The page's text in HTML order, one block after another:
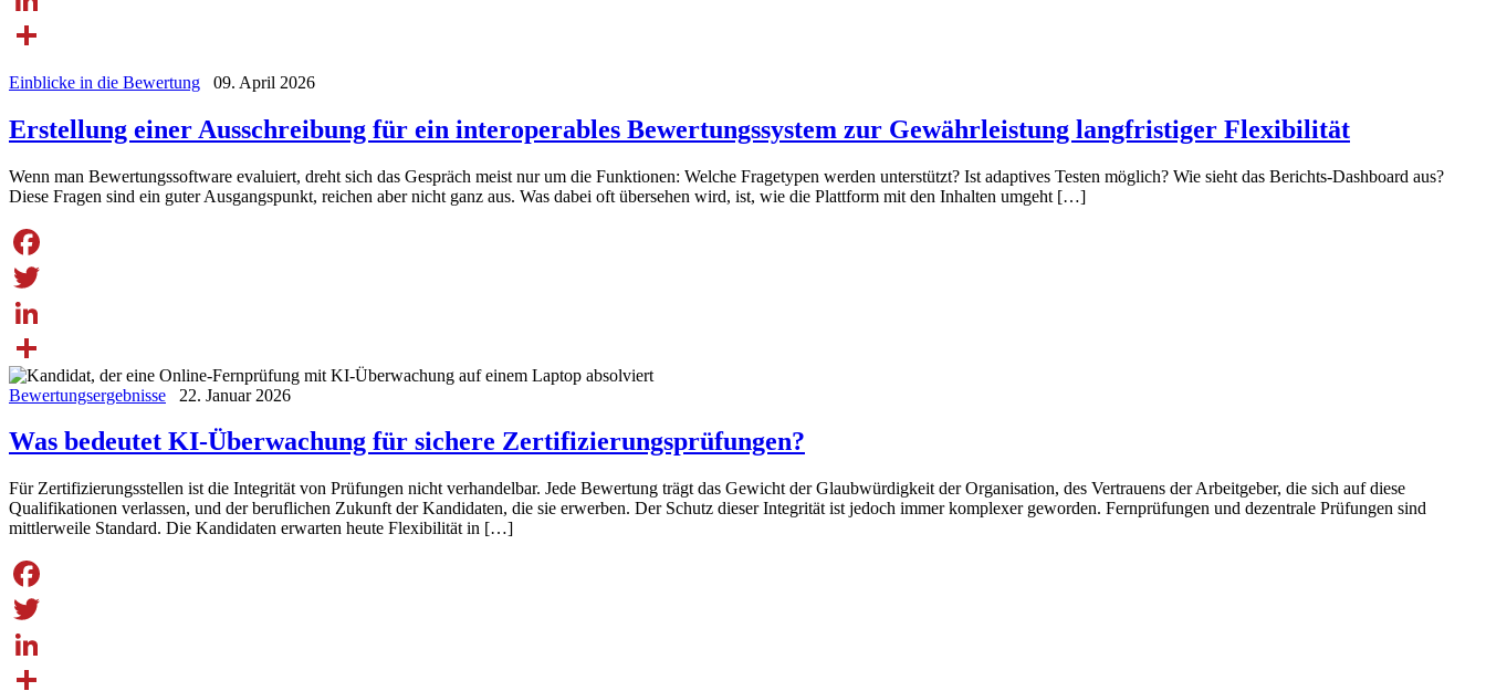
LinkedIn
Einblicke in die Bewertung 09. April 2026
Erstellung einer Ausschreibung für ein interoperables Bewertungssystem zur Gewährleistung langfristiger Flexibilität
Wenn man Bewertungssoftware evaluiert, dreht sich das Gespräch meist nur um die Funktionen: Welche Fragetypen werden unterstützt? Ist adaptives Testen möglich? Wie sieht das Berichts-Dashboard aus?
Diese Fragen sind ein guter Ausgangspunkt, reichen aber nicht ganz aus. Was dabei oft übersehen wird, ist, wie die Plattform mit den Inhalten umgeht […]
Facebook
Twitter
LinkedIn
Share
Bewertungsergebnisse 22. Januar 2026
Was bedeutet KI-Überwachung für sichere Zertifizierungsprüfungen?
Für Zertifizierungsstellen ist die Integrität von Prüfungen nicht verhandelbar. Jede Bewertung trägt das Gewicht der Glaubwürdigkeit der Organisation, des Vertrauens der Arbeitgeber, die sich auf diese
Qualifikationen verlassen, und der beruflichen Zukunft der Kandidaten, die sie erwerben. Der Schutz dieser Integrität ist jedoch immer komplexer geworden. Fernprüfungen und dezentrale Prüfungen sind
mittlerweile Standard. Die Kandidaten erwarten heute Flexibilität in […]
Facebook
Twitter
LinkedIn